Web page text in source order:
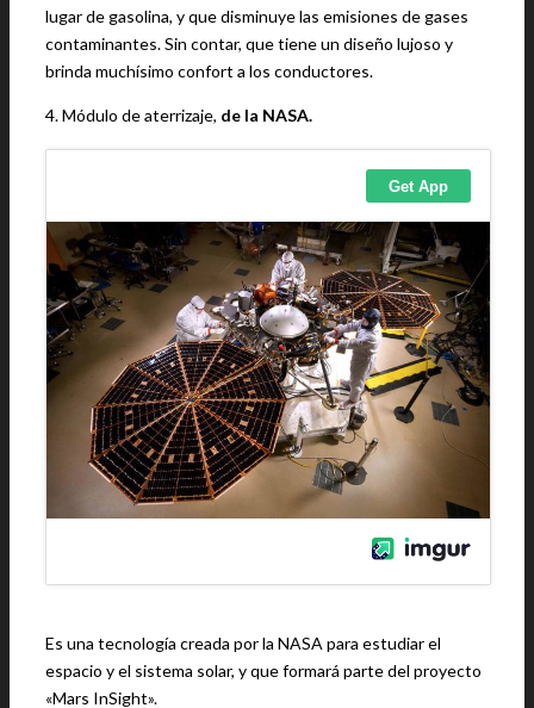
lugar de gasolina, y que disminuye las emisiones de gases
contaminantes. Sin contar, que tiene un diseño lujoso y
brinda muchísimo confort a los conductores.
4. Módulo de aterrizaje, de la NASA.
Es una tecnología creada por la NASA para estudiar el
espacio y el sistema solar, y que formará parte del proyecto
«Mars InSight».